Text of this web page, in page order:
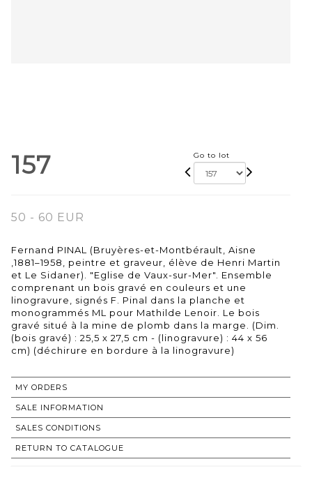
157 Go to lot
50 - 60 EUR
Fernand PINAL (Bruyères-et-Montbérault, Aisne
,1881–1958, peintre et graveur, élève de Henri Martin
et Le Sidaner). "Eglise de Vaux-sur-Mer". Ensemble
comprenant un bois gravé en couleurs et une
linogravure, signés F. Pinal dans la planche et
monogrammés ML pour Mathilde Lenoir. Le bois
gravé situé à la mine de plomb dans la marge. (Dim.
(bois gravé) : 25,5 x 27,5 cm - (linogravure) : 44 x 56
cm) (déchirure en bordure à la linogravure)
MY ORDERS
SALE INFORMATION
SALES CONDITIONS
RETURN TO CATALOGUE